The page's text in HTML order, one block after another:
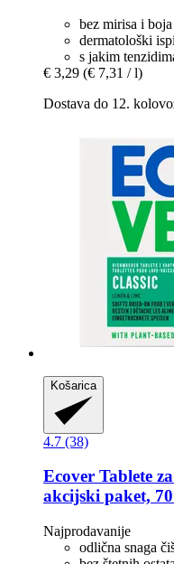
bez mirisa i boja
dermatološki
s jakim
€ 3,29 (€ 7,31 / l)
Dostava do 12.
Košarica
4.7 (38)
Ecover Tablete
akcijski paket,
Najprodavanije
odlična snaga